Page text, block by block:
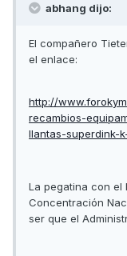
abhang dijo:
El compañero
el enlace:
http://
recambios-
llantas-superdink-
La pegatina con el
Concentración
ser que el